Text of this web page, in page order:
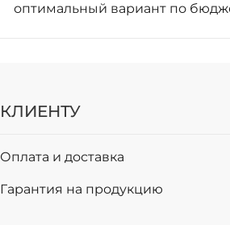
оптимальный вариант по
КЛИЕНТУ
Оплата и доставка
Гарантия на продукцию